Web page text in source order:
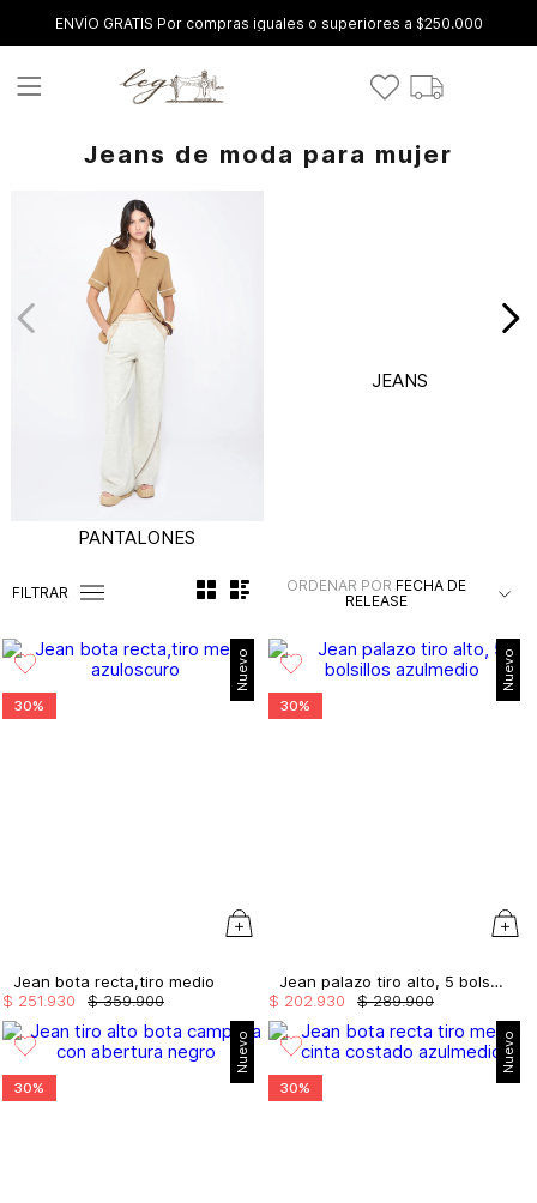
ENVÍO GRATIS Por compras iguales o superiores a $250.000
Jeans de moda para mujer
PANTALONES
JEANS
FILTRAR ORDENAR POR FECHA DE
RELEASE
Nuevo
30%
Jean bota recta,tiro medio
$ 359.900
$ 251 930
Nuevo
30%
Jean palazo tiro alto, 5 bolsillos
$ 289.900
$ 202 930
Nuevo
30%
Nuevo
30%